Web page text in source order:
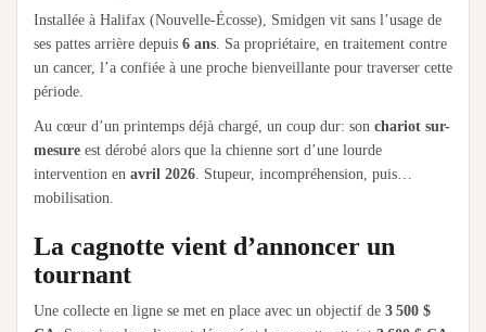
Installée à Halifax (Nouvelle-Écosse), Smidgen vit sans l’usage de
ses pattes arrière depuis 6 ans. Sa propriétaire, en traitement contre
un cancer, l’a confiée à une proche bienveillante pour traverser cette
période.
Au cœur d’un printemps déjà chargé, un coup dur: son chariot sur-
mesure est dérobé alors que la chienne sort d’une lourde
intervention en avril 2026. Stupeur, incompréhension, puis…
mobilisation.
La cagnotte vient d’annoncer un
tournant
Une collecte en ligne se met en place avec un objectif de 3 500 $